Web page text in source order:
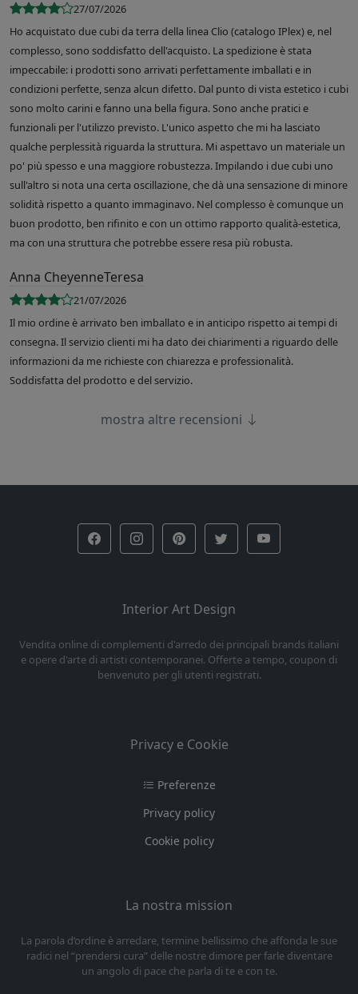
27/07/2026
Ho acquistato due cubi da terra della linea Clio (catalogo IPlex) e, nel
complesso, sono soddisfatto dell'acquisto. La spedizione è stata
impeccabile: i prodotti sono arrivati perfettamente imballati e in
condizioni perfette, senza alcun difetto. Dal punto di vista estetico i cubi
sono molto carini e fanno una bella figura. Sono anche pratici e
funzionali per l'utilizzo previsto. L'unico aspetto che mi ha lasciato
qualche perplessità riguarda la struttura. Mi aspettavo un materiale un
po' più spesso e una maggiore robustezza. Impilando i due cubi uno
sull'altro si nota una certa oscillazione, che dà una sensazione di minore
solidità rispetto a quanto immaginavo. Nel complesso è comunque un
buon prodotto, ben rifinito e con un ottimo rapporto qualità-estetica,
ma con una struttura che potrebbe essere resa più robusta.
Anna CheyenneTeresa
21/07/2026
Il mio ordine è arrivato ben imballato e in anticipo rispetto ai tempi di
consegna. Il servizio clienti mi ha dato dei chiarimenti a riguardo delle
informazioni da me richieste con chiarezza e professionalità.
Soddisfatta del prodotto e del servizio.
mostra altre recensioni
Interior Art Design
Vendita online di complementi d'arredo dei principali brands italiani
e opere d'arte di artisti contemporanei. Offerte a tempo, coupon di
benvenuto per gli utenti registrati.
Privacy e Cookie
Preferenze
Privacy policy
Cookie policy
La nostra mission
La parola d’ordine è arredare, termine bellissimo che affonda le sue
radici nel “prendersi cura” delle nostre dimore per farle diventare
un angolo di pace che parla di te e con te.